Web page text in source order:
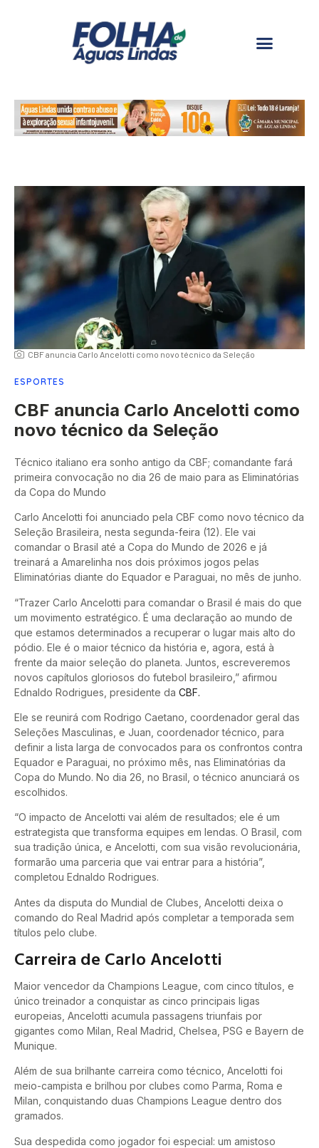
CBF anuncia Carlo Ancelotti como novo técnico da Seleção
ESPORTES
CBF anuncia Carlo Ancelotti como
novo técnico da Seleção
Técnico italiano era sonho antigo da CBF; comandante fará
primeira convocação no dia 26 de maio para as Eliminatórias
da Copa do Mundo
Carlo Ancelotti foi anunciado pela CBF como novo técnico da
Seleção Brasileira, nesta segunda-feira (12). Ele vai
comandar o Brasil até a Copa do Mundo de 2026 e já
treinará a Amarelinha nos dois próximos jogos pelas
Eliminatórias diante do Equador e Paraguai, no mês de junho.
“Trazer Carlo Ancelotti para comandar o Brasil é mais do que
um movimento estratégico. É uma declaração ao mundo de
que estamos determinados a recuperar o lugar mais alto do
pódio. Ele é o maior técnico da história e, agora, está à
frente da maior seleção do planeta. Juntos, escreveremos
novos capítulos gloriosos do futebol brasileiro,” afirmou
Ednaldo Rodrigues, presidente da CBF.
Ele se reunirá com Rodrigo Caetano, coordenador geral das
Seleções Masculinas, e Juan, coordenador técnico, para
definir a lista larga de convocados para os confrontos contra
Equador e Paraguai, no próximo mês, nas Eliminatórias da
Copa do Mundo. No dia 26, no Brasil, o técnico anunciará os
escolhidos.
“O impacto de Ancelotti vai além de resultados; ele é um
estrategista que transforma equipes em lendas. O Brasil, com
sua tradição única, e Ancelotti, com sua visão revolucionária,
formarão uma parceria que vai entrar para a história”,
completou Ednaldo Rodrigues.
Antes da disputa do Mundial de Clubes, Ancelotti deixa o
comando do Real Madrid após completar a temporada sem
títulos pelo clube.
Carreira de Carlo Ancelotti
Maior vencedor da Champions League, com cinco títulos, e
único treinador a conquistar as cinco principais ligas
europeias, Ancelotti acumula passagens triunfais por
gigantes como Milan, Real Madrid, Chelsea, PSG e Bayern de
Munique.
Além de sua brilhante carreira como técnico, Ancelotti foi
meio-campista e brilhou por clubes como Parma, Roma e
Milan, conquistando duas Champions League dentro dos
gramados.
Sua despedida como jogador foi especial: um amistoso